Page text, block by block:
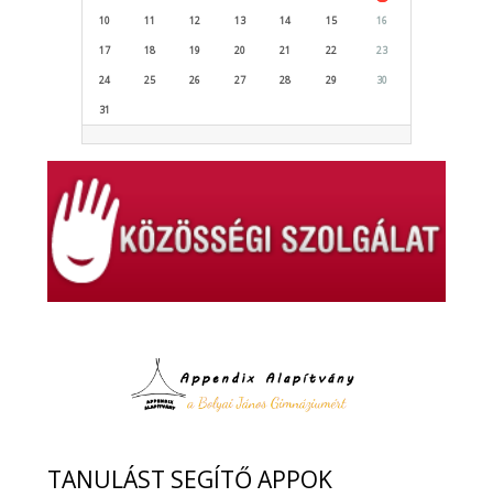
10 11 12 13 14 15 16
17 18 19 20 21 22 23
24 25 26 27 28 29 30
31
TANULÁST SEGÍTŐ APPOK